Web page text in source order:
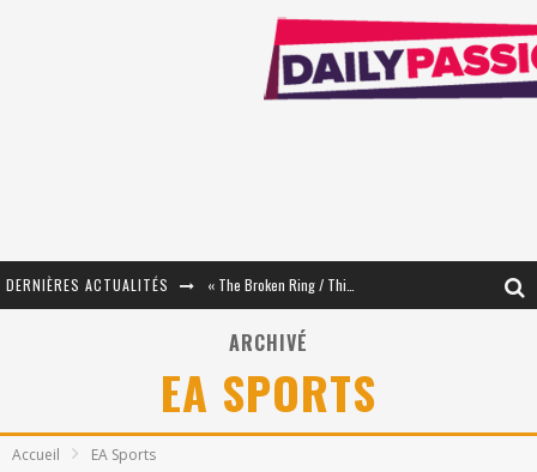
DERNIÈRES ACTUALITÉS
« Le Béton et le Bambou / Propositions pour Mayotte et le Monde. » - Améliorations !
Star Fox
ARCHIVÉ
EA SPORTS
Accueil EA Sports